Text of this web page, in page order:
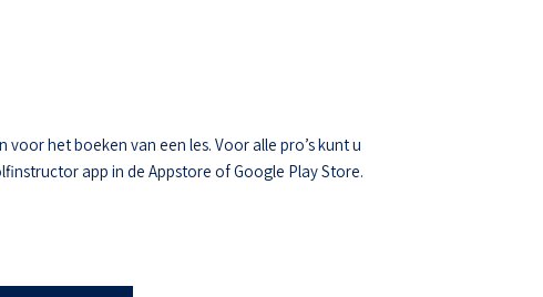
het boeken van een les. Voor alle pro’s kunt u
app in de Appstore of Google Play Store.